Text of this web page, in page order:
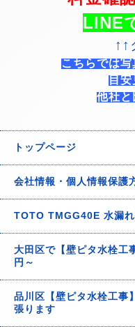
LINE
↑↑
こちらでは
目
他社と
トップページ
会社情報・個人情報保護
TOTO TMGG40E 水漏
大田区で【壁ピタ水栓工
円～
品川区【壁ピタ水栓工事
張ります